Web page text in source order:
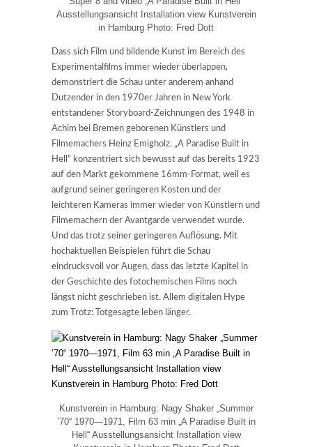
Ausstellungsansicht Installation view Kunstverein
in Hamburg Photo: Fred Dott
Dass sich Film und bildende Kunst im Bereich des
Experimentalfilms immer wieder überlappen,
demonstriert die Schau unter anderem anhand
Dutzender in den 1970er Jahren in New York
entstandener Storyboard-Zeichnungen des 1948 in
Achim bei Bremen geborenen Künstlers und
Filmemachers Heinz Emigholz. „A Paradise Built in
Hell“ konzentriert sich bewusst auf das bereits 1923
auf den Markt gekommene 16mm-Format, weil es
aufgrund seiner geringeren Kosten und der
leichteren Kameras immer wieder von Künstlern und
Filmemachern der Avantgarde verwendet wurde.
Und das trotz seiner geringeren Auflösung. Mit
hochaktuellen Beispielen führt die Schau
eindrucksvoll vor Augen, dass das letzte Kapitel in
der Geschichte des fotochemischen Films noch
längst nicht geschrieben ist. Allem digitalen Hype
zum Trotz: Totgesagte leben länger.
Kunstverein in Hamburg: Nagy Shaker „Summer
’70“ 1970—1971, Film 63 min „A Paradise Built in
Hell“ Ausstellungsansicht Installation view